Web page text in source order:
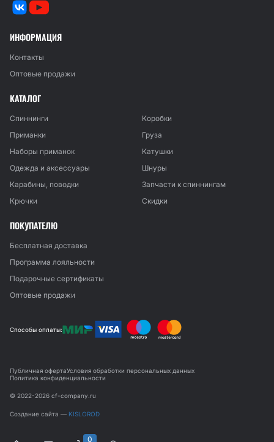
ИНФОРМАЦИЯ
Контакты
Оптовые продажи
КАТАЛОГ
Спиннинги
Коробки
Приманки
Груза
Наборы приманок
Катушки
Одежда и аксессуары
Шнуры
Карабины, поводки
Запчасти к спиннингам
Крючки
Скидки
ПОКУПАТЕЛЮ
Бесплатная доставка
Программа лояльности
Подарочные сертификаты
Оптовые продажи
Способы оплаты:
© 2022-2026 cf-company.ru
Публичная офертаУсловия обработки персональных данных
Политика конфиденциальности
Создание сайта — KISLOROD
0